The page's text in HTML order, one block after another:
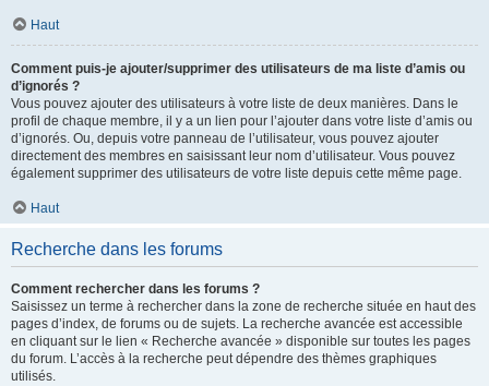
Haut
Comment puis-je ajouter/supprimer des utilisateurs de ma liste d’amis ou
d’ignorés ?
Vous pouvez ajouter des utilisateurs à votre liste de deux manières. Dans le
profil de chaque membre, il y a un lien pour l’ajouter dans votre liste d’amis ou
d’ignorés. Ou, depuis votre panneau de l’utilisateur, vous pouvez ajouter
directement des membres en saisissant leur nom d’utilisateur. Vous pouvez
également supprimer des utilisateurs de votre liste depuis cette même page.
Haut
Recherche dans les forums
Comment rechercher dans les forums ?
Saisissez un terme à rechercher dans la zone de recherche située en haut des
pages d’index, de forums ou de sujets. La recherche avancée est accessible
en cliquant sur le lien « Recherche avancée » disponible sur toutes les pages
du forum. L’accès à la recherche peut dépendre des thèmes graphiques
utilisés.